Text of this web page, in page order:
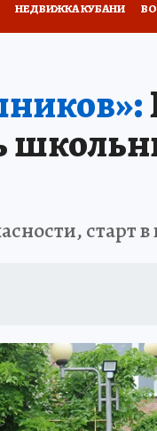
НЕДВИЖКА КУБАНИ
старт